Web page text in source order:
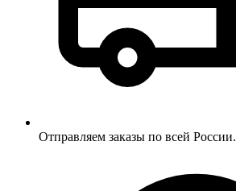
Отправляем заказы по всей России.